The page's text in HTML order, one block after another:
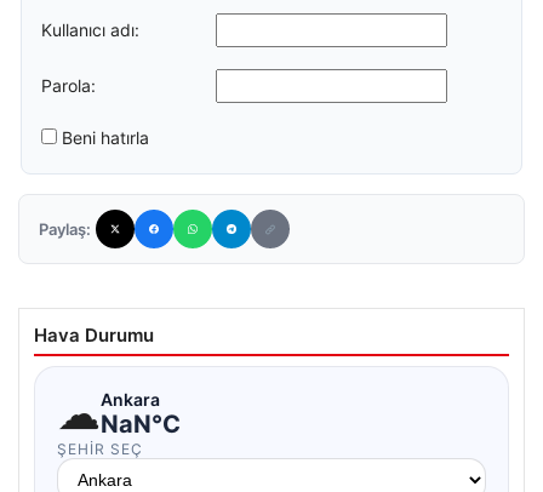
Kullanıcı adı:
Parola:
Beni hatırla
Paylaş:
Hava Durumu
☁Ankara
NaN°C
ŞEHIR SEÇ